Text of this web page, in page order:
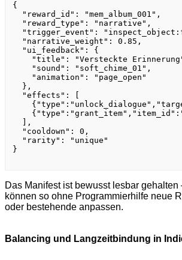
{
  "reward_id": "mem_album_001",
  "reward_type": "narrative",
"trigger_event":
  "narrative_weight": 0.85,
  "ui_feedback": {
"title": "Versteckte
    "sound": "soft_chime_01",
    "animation": "page_open"
  },
  "effects": [
  ],
  "cooldown": 0,
  "rarity": "unique"
}
Das Manifest ist bewusst lesbar
können so ohne Programmierhilfe neue
oder bestehende anpassen.
Balancing und Langzeitbindung in